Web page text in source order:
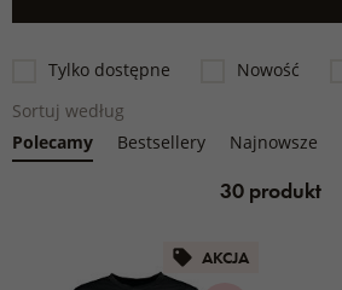
30 produkt
Tylko dostępne Nowość
Sortuj według
Polecamy
Bestsellery Najnowsze
AKCJA